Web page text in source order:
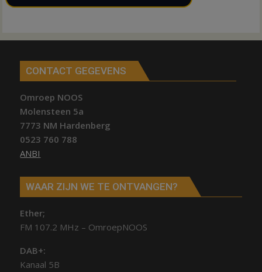
CONTACT GEGEVENS
Omroep NOOS
Molensteen 5a
7773 NM Hardenberg
0523 760 788
ANBI
WAAR ZIJN WE TE ONTVANGEN?
Ether;
FM 107.2 MHz – OmroepNOOS
DAB+:
Kanaal 5B